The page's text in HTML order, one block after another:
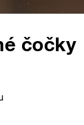
čočky